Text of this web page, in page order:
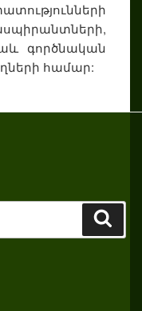
գործնական
համար: